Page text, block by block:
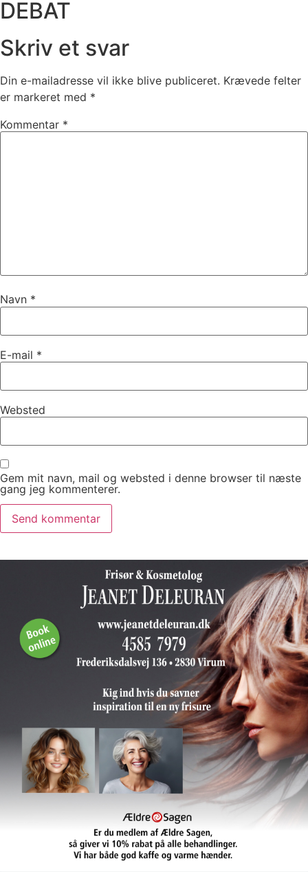
DEBAT
Skriv et svar
Din e-mailadresse vil ikke blive publiceret. Krævede felter
er markeret med *
Kommentar *
Navn *
E-mail *
Websted
Gem mit navn, mail og websted i denne browser til næste
gang jeg kommenterer.